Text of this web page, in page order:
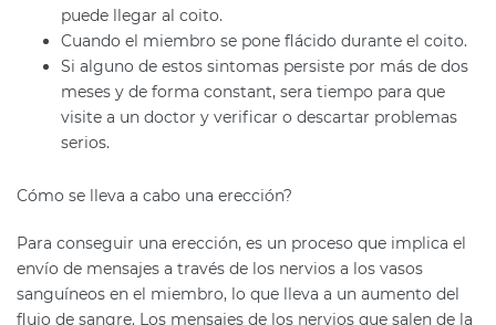
puede llegar al coito.
Cuando el miembro se pone flácido durante el coito.
Si alguno de estos sintomas persiste por más de dos
meses y de forma constant, sera tiempo para que
visite a un doctor y verificar o descartar problemas
serios.
Cómo se lleva a cabo una erección?
Para conseguir una erección, es un proceso que implica el
envío de mensajes a través de los nervios a los vasos
sanguíneos en el miembro, lo que lleva a un aumento del
flujo de sangre. Los mensajes de los nervios que salen de la